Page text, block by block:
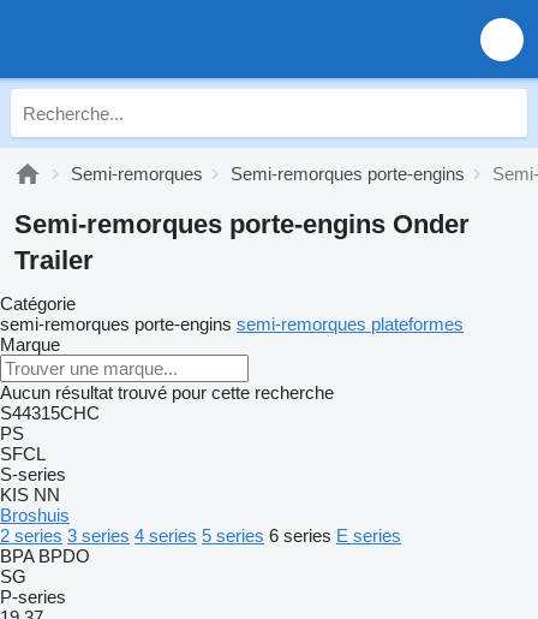
Semi-remorques Semi-remorques porte-engins
Semi-remorques porte-engins Onder
Trailer
Catégorie
semi-remorques porte-engins semi-remorques plateformes
Marque
Aucun résultat trouvé pour cette recherche
S44315CHC
PS
SFCL
S-series
KIS NN
Broshuis
2 series 3 series 4 series 5 series 6 series E series
BPA BPDO
SG
P-series